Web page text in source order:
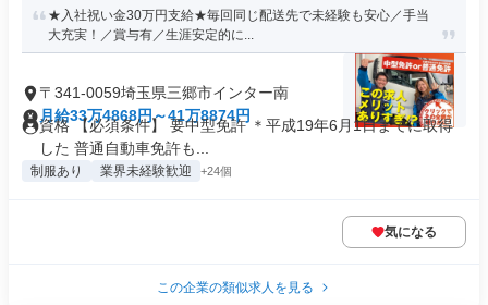
★入社祝い金30万円支給★毎回同じ配送先で未経験も安心／手当
大充実！／賞与有／生涯安定的に...
〒341-0059埼玉県三郷市インター南
月給33万4868円～41万8874円
資格 【必須条件】 要中型免許 ＊平成19年6月1日までに取得
した 普通自動車免許も...
制服あり 業界未経験歓迎 +24個
気になる
この企業の類似求人を見る